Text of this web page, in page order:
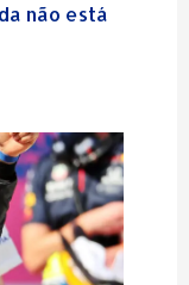
não está